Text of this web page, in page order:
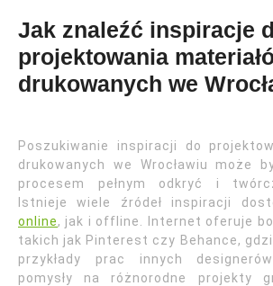
Jak znaleźć inspiracje
projektowania
drukowanych we
Poszukiwanie inspiracji do
drukowanych we Wrocławiu może
procesem pełnym odkryć i
Istnieje wiele źródeł inspiracji
online, jak i offline. Internet oferuje
takich jak Pinterest czy Behance,
przykłady prac innych
pomysły na różnorodne projekty